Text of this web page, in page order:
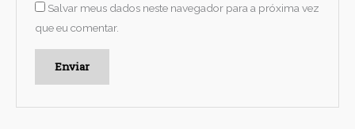
Salvar meus dados neste navegador para a próxima vez
que eu comentar.